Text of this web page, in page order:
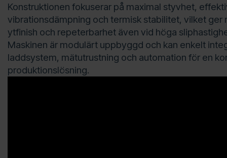
Konstruktionen fokuserar på maximal styvhet,
vibrationsdämpning och termisk stabilitet, vilket ger
ytfinish och repeterbarhet även vid höga
Maskinen är modulärt uppbyggd och kan enkelt
laddsystem, mätutrustning och automation för en
produktionslösning.